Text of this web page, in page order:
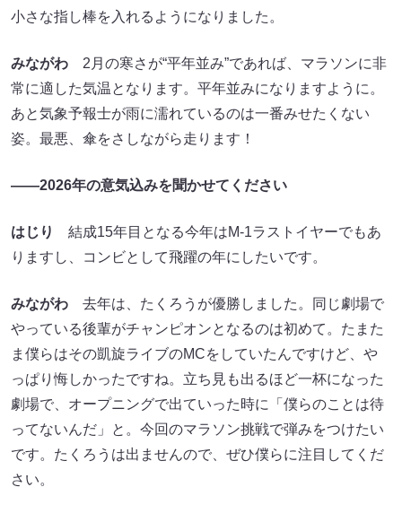
小さな指し棒を入れるようになりました。
みながわ 2月の寒さが“平年並み”であれば、マラソンに非
常に適した気温となります。平年並みになりますように。
あと気象予報士が雨に濡れているのは一番みせたくない
姿。最悪、傘をさしながら走ります！
――2026年の意気込みを聞かせてください
はじり
結成15年目となる今年はM-1ラストイヤーでもあ
りますし、コンビとして飛躍の年にしたいです。
みながわ 去年は、たくろうが優勝しました。同じ劇場で
やっている後輩がチャンピオンとなるのは初めて。たまた
ま僕らはその凱旋ライブのMCをしていたんですけど、や
っぱり悔しかったですね。立ち見も出るほど一杯になった
劇場で、オープニングで出ていった時に「僕らのことは待
ってないんだ」と。今回のマラソン挑戦で弾みをつけたい
です。たくろうは出ませんので、ぜひ僕らに注目してくだ
さい。